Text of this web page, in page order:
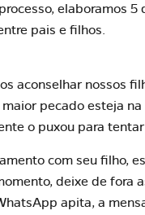
elaboramos
pais e filhos.
aconselhar nossos
pecado esteja
o puxou para
com seu filho,
deixe de fora
apita, a